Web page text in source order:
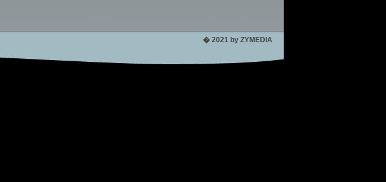
� 2021 by ZYMEDIA